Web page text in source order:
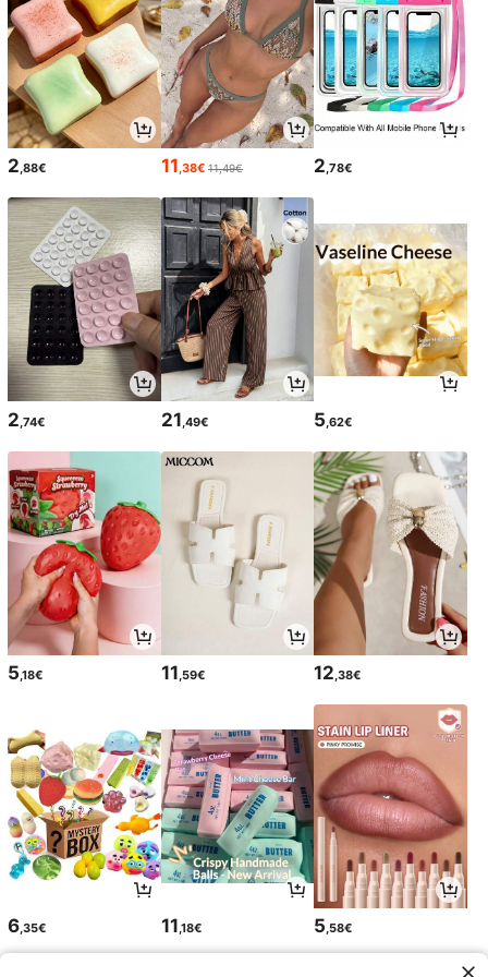
2,88€ 11,38€ 11,49€ 2,78€
2 ,74€ 21 ,49€ 5 ,62€
5,18€ 11,59€ 12,38€
6,35€ 11,18€ 5,58€